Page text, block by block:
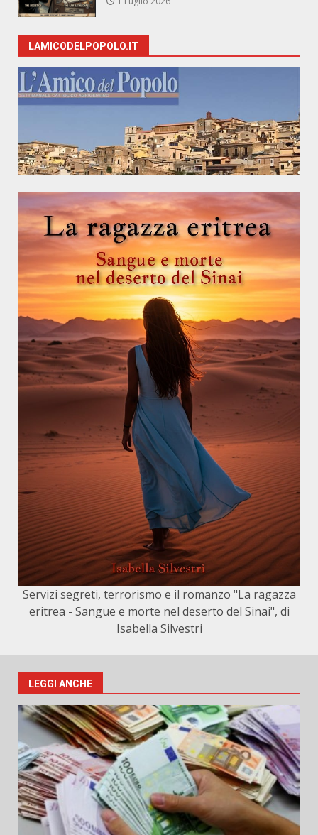
LAMICODELPOPOLO.IT
Servizi segreti, terrorismo e il romanzo "La ragazza
eritrea - Sangue e morte nel deserto del Sinai", di
Isabella Silvestri
LEGGI ANCHE